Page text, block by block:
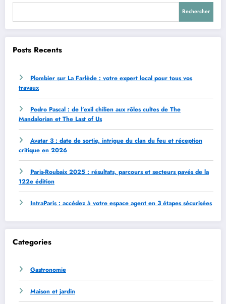
Rechercher
Posts Recents
Plombier sur La Farlède : votre expert local pour tous vos
travaux
Pedro Pascal : de l’exil chilien aux rôles cultes de The
Mandalorian et The Last of Us
Avatar 3 : date de sortie, intrigue du clan du feu et réception
critique en 2026
Paris-Roubaix 2025 : résultats, parcours et secteurs pavés de la
122e édition
IntraParis : accédez à votre espace agent en 3 étapes sécurisées
Categories
Gastronomie
Maison et jardin